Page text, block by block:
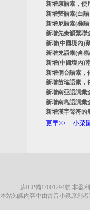
新增康語素，使
新增僰語素(白
新增尼語素(彝
新增先秦韻繫聯
新增(中國境內)
新增羌語素(含
新增(中國境內)
新增侗台語素，
新增苗瑤語素，
新增南亞語詞彙
新增南島語詞彙
新增漢字聲符的
更早>> 小菜
蘇ICP備17001294號·非盈
本站知識內容中由古音小鏡原創